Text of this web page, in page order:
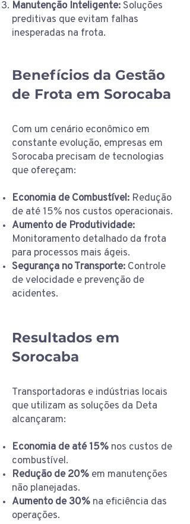
Manutenção Inteligente: Soluções
preditivas que evitam falhas
inesperadas na frota.
Benefícios da Gestão
de Frota em Sorocaba
Com um cenário econômico em
constante evolução, empresas em
Sorocaba precisam de tecnologias
que ofereçam:
Economia de Combustível: Redução
de até 15% nos custos operacionais.
Aumento de Produtividade:
Monitoramento detalhado da frota
para processos mais ágeis.
Segurança no Transporte: Controle
de velocidade e prevenção de
acidentes.
Resultados em
Sorocaba
Transportadoras e indústrias locais
que utilizam as soluções da Deta
alcançaram:
Economia de até 15% nos custos de
combustível.
Redução de 20% em manutenções
não planejadas.
Aumento de 30% na eficiência das
operações.